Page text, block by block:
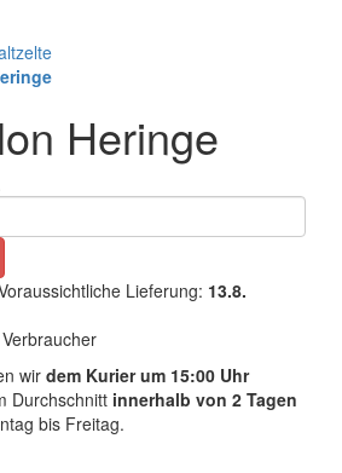
Heringe
Lieferung: 13.8.
wir dem Kurier um 15:00 Uhr
Durchschnitt innerhalb von 2 Tagen
bis Freitag.